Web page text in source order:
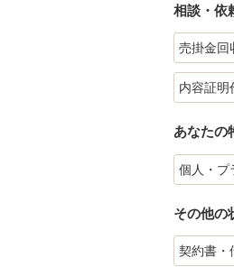
相談・依
売掛金回
内容証明
あなたの
個人・プ
その他の
契約書・